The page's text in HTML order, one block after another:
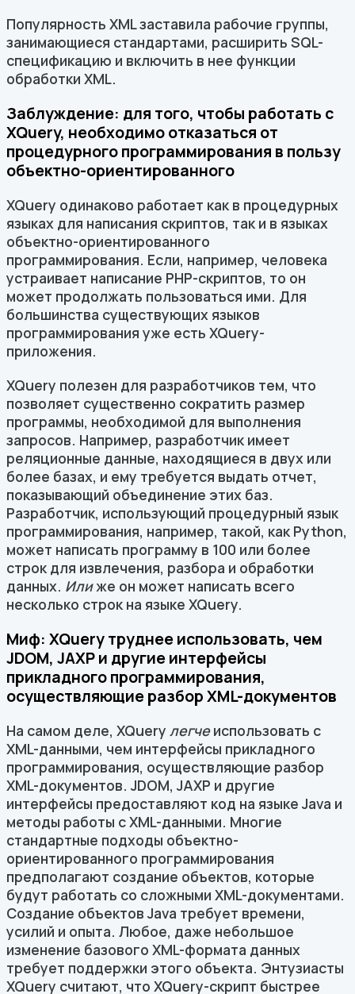
Популярность XML заставила рабочие группы,
занимающиеся стандартами, расширить SQL-
спецификацию и включить в нее функции
обработки XML.
Заблуждение: для того, чтобы работать с
XQuery, необходимо отказаться от
процедурного программирования в пользу
объектно-ориентированного
XQuery одинаково работает как в процедурных
языках для написания скриптов, так и в языках
объектно-ориентированного
программирования. Если, например, человека
устраивает написание PHP-скриптов, то он
может продолжать пользоваться ими. Для
большинства существующих языков
программирования уже есть XQuery-
приложения.
XQuery полезен для разработчиков тем, что
позволяет существенно сократить размер
программы, необходимой для выполнения
запросов. Например, разработчик имеет
реляционные данные, находящиеся в двух или
более базах, и ему требуется выдать отчет,
показывающий объединение этих баз.
Разработчик, использующий процедурный язык
программирования, например, такой, как Python,
может написать программу в 100 или более
строк для извлечения, разбора и обработки
данных. Илиже он может написать всего
несколько строк на языке XQuery.
Миф: XQuery труднее использовать, чем
JDOM, JAXP и другие интерфейсы
прикладного программирования,
осуществляющие разбор XML-документов
На самом деле, XQuery легчеиспользовать с
XML-данными, чем интерфейсы прикладного
программирования, осуществляющие разбор
XML-документов. JDOM, JAXP и другие
интерфейсы предоставляют код на языке Java и
методы работы с XML-данными. Многие
стандартные подходы объектно-
ориентированного программирования
предполагают создание объектов, которые
будут работать со сложными XML-документами.
Создание объектов Java требует времени,
усилий и опыта. Любое, даже небольшое
изменение базового XML-формата данных
требует поддержки этого объекта. Энтузиасты
XQuery считают, что XQuery-скрипт быстрее